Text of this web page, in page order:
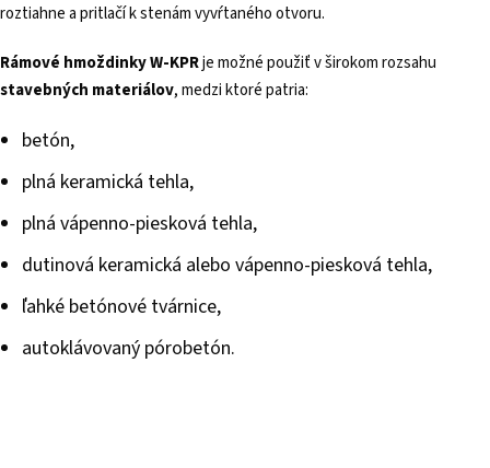
roztiahne a pritlačí k stenám vyvŕtaného otvoru.
Rámové hmoždinky W-KPRje možné použiť v širokom rozsahu
stavebných materiálov, medzi ktoré patria:
betón,
plná keramická tehla,
plná vápenno-piesková tehla,
dutinová keramická alebo vápenno-piesková tehla,
ľahké betónové tvárnice,
autoklávovaný pórobetón.